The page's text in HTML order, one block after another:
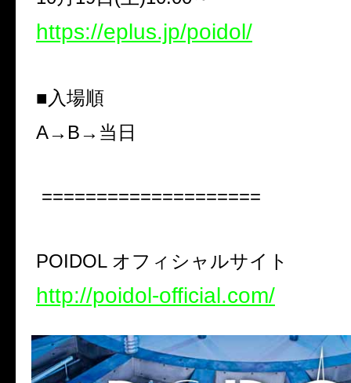
https://eplus.jp/poidol/
■入場順
A→B→ 当日
====================
POIDOL オフィシャルサイト
http://poidol-official.com/